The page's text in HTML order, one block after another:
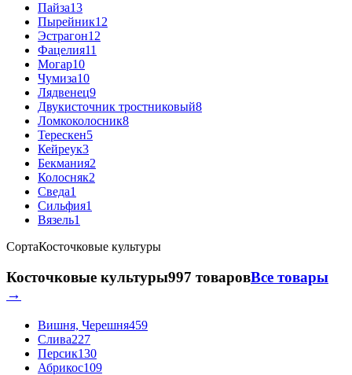
Пайза13
Пырейник12
Эстрагон12
Фацелия11
Могар10
Чумиза10
Лядвенец9
Двукисточник тростниковый8
Ломкоколосник8
Терескен5
Кейреук3
Бекмания2
Колосняк2
Сведа1
Сильфия1
Вязель1
СортаКосточковые культуры
Косточковые культуры997 товаровВсе товары
→
Вишня, Черешня459
Слива227
Персик130
Абрикос109